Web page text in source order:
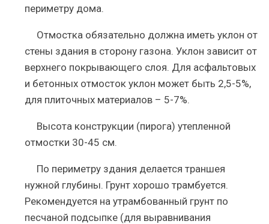
периметру дома.
Отмостка обязательно должна иметь уклон от
стены здания в сторону газона. Уклон зависит от
верхнего покрывающего слоя. Для асфальтовых
и бетонных отмосток уклон может быть 2,5-5%,
для плиточных материалов – 5-7%.
Высота конструкции (пирога) утепленной
отмостки 30-45 см.
По периметру здания делается траншея
нужной глубины. Грунт хорошо трамбуется.
Рекомендуется на утрамбованный грунт по
песчаной подсыпке (для выравнивания